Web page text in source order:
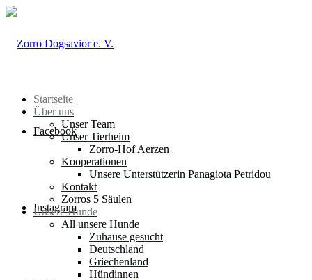
Facebook
Instagram
Startseite
Über uns
Unser Team
Unser Tierheim
Zorro-Hof Aerzen
Kooperationen
Unsere Unterstützerin Panagiota Petridou
Kontakt
Zorros 5 Säulen
Unsere Hunde
All unsere Hunde
Zuhause gesucht
Deutschland
Griechenland
Hündinnen